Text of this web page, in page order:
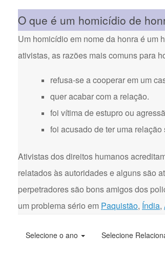
O que é um homicídio de
Um homicídio em nome da honra é um
ativistas, as razões mais comuns para
refusa-se a cooperar em um
quer acabar com a relação.
foi vítima de estupro ou
foi acusado de ter uma
Ativistas dos direitos humanos
relatados às autoridades e alguns são
perpetradores são bons amigos dos
um problema sério em Paquistão, Índia,